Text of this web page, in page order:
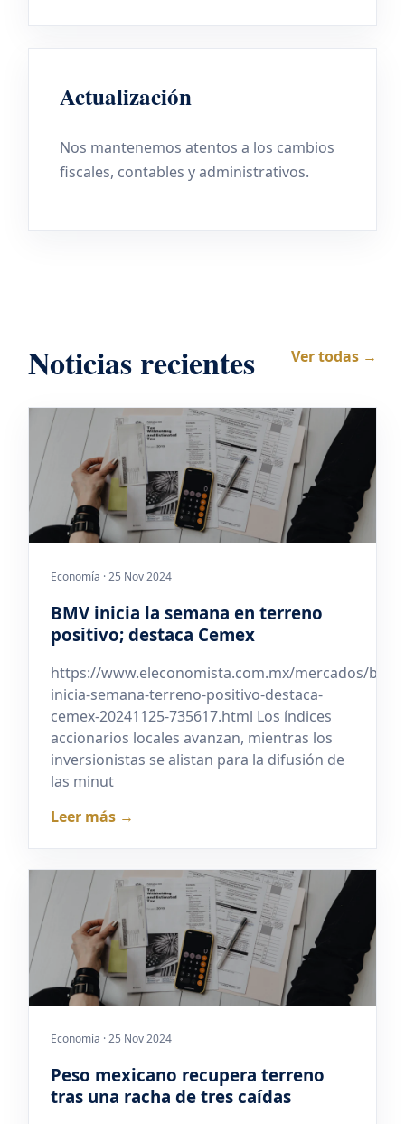
Actualización
Nos mantenemos atentos a los cambios
fiscales, contables y administrativos.
Noticias recientes Ver todas →
Economía · 25 Nov 2024
BMV inicia la semana en terreno
positivo; destaca Cemex
https://www.eleconomista.com.mx/mercados/bmv-
inicia-semana-terreno-positivo-destaca-
cemex-20241125-735617.html Los índices
accionarios locales avanzan, mientras los
inversionistas se alistan para la difusión de
las minut
Leer más →
Economía · 25 Nov 2024
Peso mexicano recupera terreno
tras una racha de tres caídas